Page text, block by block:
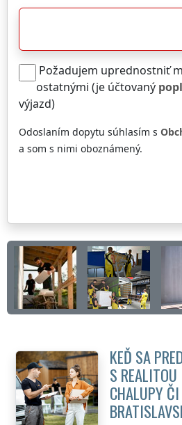
Požadujem uprednostniť
ostatnými (je účtovaný
výjazd)
Odoslaním dopytu súhlasím s
a som s nimi oboznámený.
KEĎ SA
S
CHALUPY